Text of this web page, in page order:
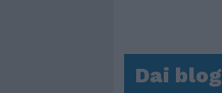
Dai blog